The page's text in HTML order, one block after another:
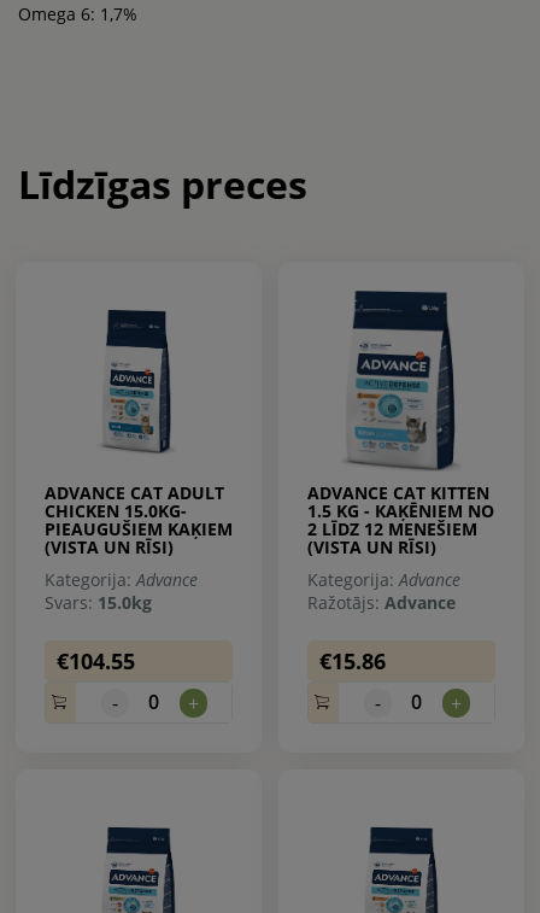
Omega 6: 1,7%
Līdzīgas preces
ADVANCE CAT ADULT
CHICKEN 15.0KG-
PIEAUGUŠIEM KAĶIEM
(VISTA UN RĪSI)
Kategorija:Advance
Svars: 15.0kg
€104.55
- 0 +
ADVANCE CAT KITTEN
1.5 KG - КAĶĒNIEM NO
2 LĪDZ 12 MENEŠIEM
(VISTA UN RĪSI)
Kategorija:Advance
Ražotājs: Advance
€15.86
- 0 +